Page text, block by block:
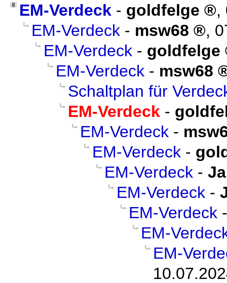
EM-Verdeck - goldfelge ,
EM-Verdeck - msw68 ,
EM-Verdeck - goldfelge
EM-Verdeck - msw68
Schaltplan für
EM-Verdeck -
EM-Verdeck -
EM-Verdeck -
EM-Verdeck -
EM-Verdeck -
EM-Verdeck
EM-
EM-